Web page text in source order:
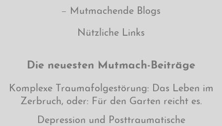
Mutmachende Blogs
Nützliche Links
Die neuesten Mutmach-Beiträge
Komplexe Traumafolgestörung: Das Leben im
Zerbruch, oder: Für den Garten reicht es.
Depression und Posttraumatische